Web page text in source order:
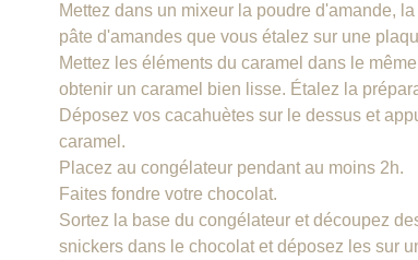
Mettez dans un mixeur la poudre d'amande,
pâte d'amandes que vous étalez sur une
Mettez les éléments du caramel dans le
obtenir un caramel bien lisse. Étalez la
Déposez vos cacahuètes sur le dessus et
caramel.
Placez au congélateur pendant au moins 2h.
Faites fondre votre chocolat.
Sortez la base du congélateur et découpez
snickers dans le chocolat et déposez les sur